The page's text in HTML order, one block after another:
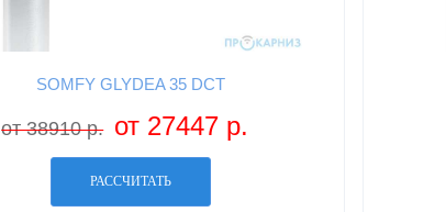
SOMFY GLYDEA 35 DCT
от 38910 р. от 27447 р.
РАССЧИТАТЬ